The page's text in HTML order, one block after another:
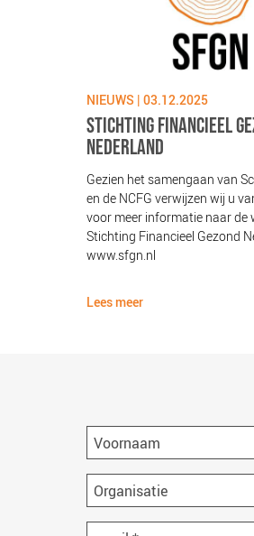
NIEUWS | 03.12.2025
STICHTING FINANCIEEL
NEDERLAND
Gezien het samengaan van
en de NCFG verwijzen wij u
voor meer informatie naar de
Stichting Financieel Gezond
www.sfgn.nl
Lees meer
Voornaam
Organisatie